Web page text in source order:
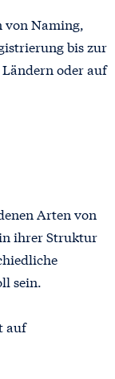
Naming,
bis zur
oder auf
Arten von
ihrer Struktur
sein.
auf